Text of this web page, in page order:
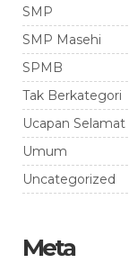
SMP
SMP Masehi
SPMB
Tak Berkategori
Ucapan Selamat
Umum
Uncategorized
Meta